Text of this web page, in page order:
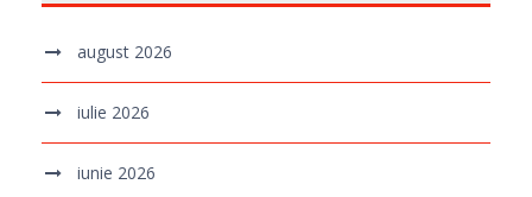
august 2026
iulie 2026
iunie 2026